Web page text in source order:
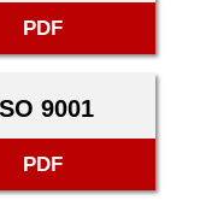
PDF
9001
PDF